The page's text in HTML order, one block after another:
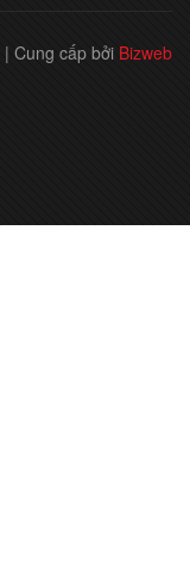
| Cung cấp bởi Bizweb